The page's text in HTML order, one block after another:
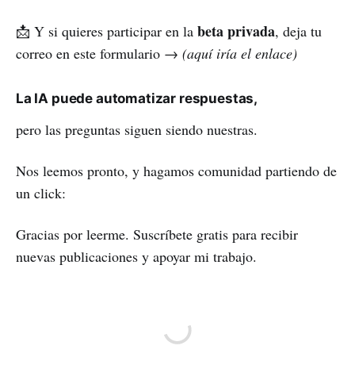
📩 Y si quieres participar en la beta privada, deja tu
correo en este formulario → (aquí iría el enlace)
La IA puede automatizar respuestas,
pero las preguntas siguen siendo nuestras.
Nos leemos pronto, y hagamos comunidad partiendo de
un click:
Gracias por leerme. Suscríbete gratis para recibir
nuevas publicaciones y apoyar mi trabajo.